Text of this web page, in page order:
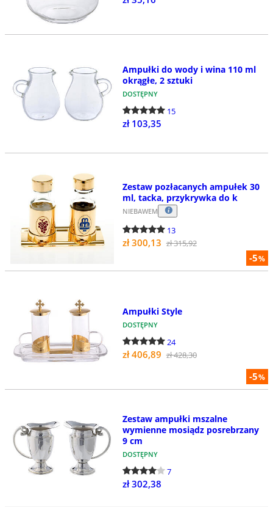
Ampułki do wody i wina 110 ml
okrągłe, 2 sztuki
DOSTĘPNY
15
zł 103,35
-5%
Zestaw pozłacanych ampułek 30
ml, tacka, przykrywka do k
NIEBAWEM
13
zł 300,13 zł 315,92
-5%
Ampułki Style
DOSTĘPNY
24
zł 406,89 zł 428,30
Zestaw ampułki mszalne
wymienne mosiądz posrebrzany
9 cm
DOSTĘPNY
7
zł 302,38